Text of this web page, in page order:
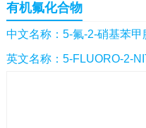
间体|抗高血压药物中间体
感染药物中间体|
体 |抗精神病药物中间体 |
药中间体|其他原料药中间
有机氟化合物
中文名称：5-氟-2-硝基苯甲
英文名称：5-FLUORO-2-